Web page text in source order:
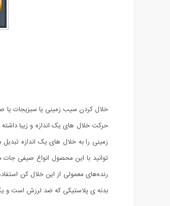
حرکت خلال های یک اندازه و زیبا
بدنه ی پلاستیکی که ضد لرزش است و یک دسته ی فلز